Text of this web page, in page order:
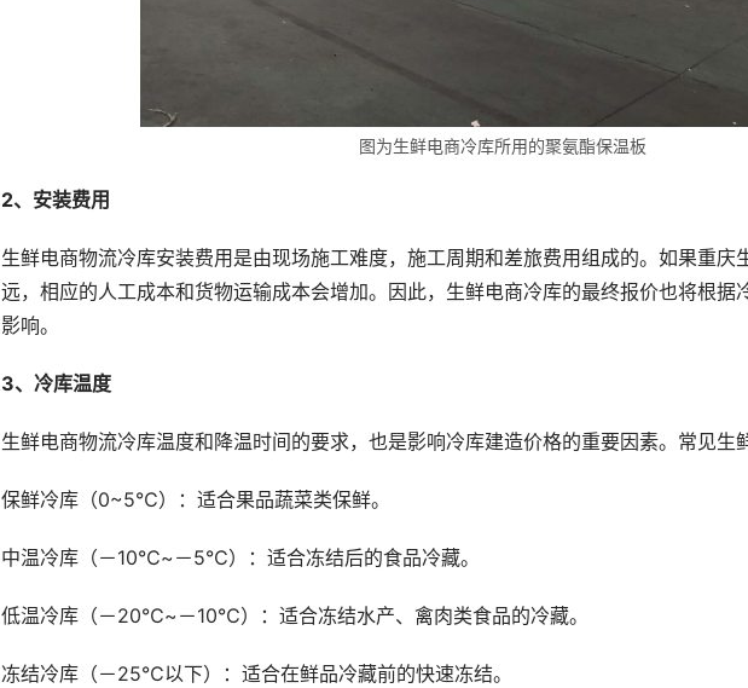
图为生鲜电商冷库所用的聚氨酯保温板
2、安装费用
生鲜电商物流冷库安装费用是由现场施工难度，施工周期和差旅费用组成的。如果重庆
远，相应的人工成本和货物运输成本会增加。因此，生鲜电商冷库的最终报价也将根据
影响。
3、冷库温度
生鲜电商物流冷库温度和降温时间的要求，也是影响冷库建造价格的重要因素。常见生
保鲜冷库（0~5℃）：适合果品蔬菜类保鲜。
中温冷库（－10℃~－5℃）：适合冻结后的食品冷藏。
低温冷库（－20℃~－10℃）：适合冻结水产、禽肉类食品的冷藏。
冻结冷库（－25℃以下）：适合在鲜品冷藏前的快速冻结。